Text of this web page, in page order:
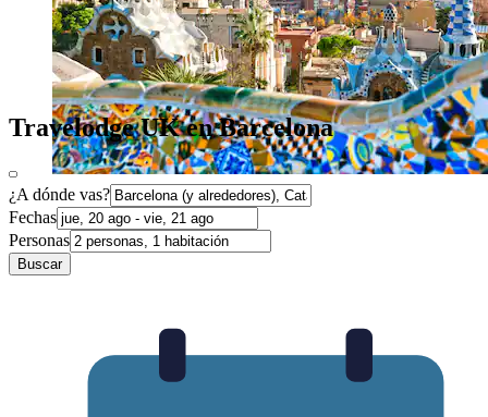
Travelodge UK en Barcelona
¿A dónde vas?
Fechas
Personas
Buscar